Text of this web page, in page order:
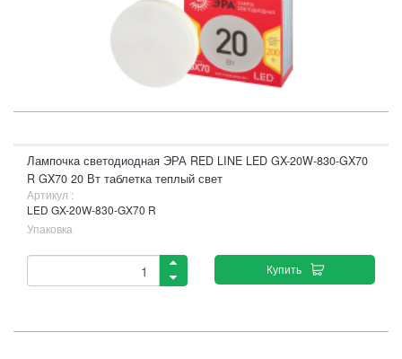
Лампочка светодиодная ЭРА RED LINE LED GX-20W-830-GX70
R GX70 20 Вт таблетка теплый свет
Артикул :
LED GX-20W-830-GX70 R
Упаковка
Купить